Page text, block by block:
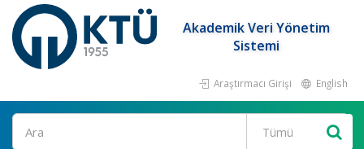
Akademik Veri Yönetim
Sistemi
Araştırmacı Girişi English
Ara